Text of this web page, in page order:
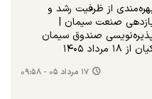
از ظرفیت رشد و
صنعت سیمان |
صندوق سیمان
از ۱۸ مرداد ۱۴۰۵
۱۷ مرداد ۰۵ - ۰۹:۵۸